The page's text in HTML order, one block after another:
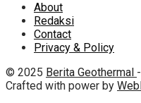
About
Redaksi
Contact
Privacy & Policy
© 2025 Berita Geothermal
Crafted with power by